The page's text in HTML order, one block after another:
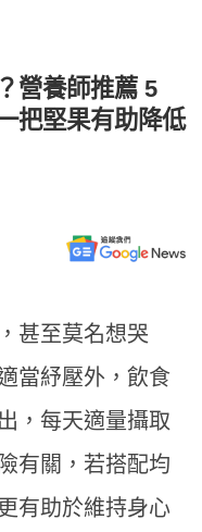
營養師推薦 5
把堅果有助降低
甚至莫名想哭
當紓壓外，飲食
，每天適量攝取
有關，若搭配均
有助於維持身心